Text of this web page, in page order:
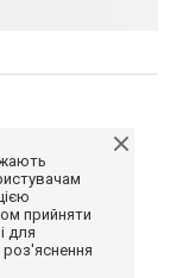
прийняти
для